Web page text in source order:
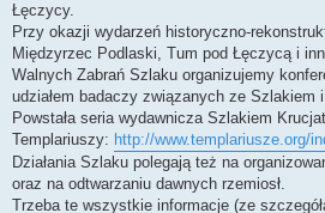
Łęczycy.
Przy okazji wydarzeń historyczno-
Międzyrzec Podlaski, Tum pod Łęczycą i
Walnych Zabrań Szlaku organizujemy
udziałem badaczy związanych ze Szlakiem
Powstała seria wydawnicza Szlakiem
Templariuszy: http://www.templariusze.org/
Działania Szlaku polegają też na
oraz na odtwarzaniu dawnych rzemiosł.
Trzeba te wszystkie informacje (ze